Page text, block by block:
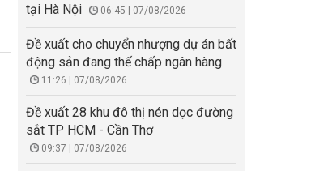
tại Hà Nội
06:45 | 07/08/2026
Đề xuất cho chuyển nhượng dự án bất
động sản đang thế chấp ngân hàng
11:26 | 07/08/2026
Đề xuất 28 khu đô thị nén dọc đường
sắt TP HCM - Cần Thơ
09:37 | 07/08/2026